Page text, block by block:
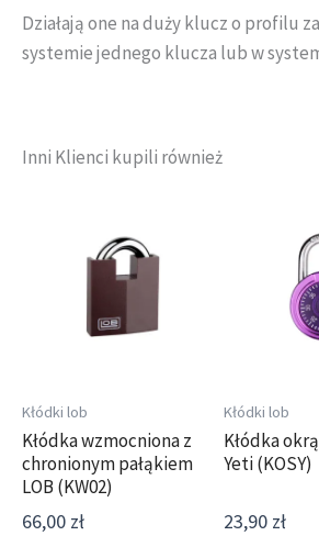
Działają one na duży klucz o profilu
systemie jednego klucza lub w
Inni Klienci kupili również
Kłódki lob
Kłódka wzmocniona z
chronionym pałąkiem
LOB (KW02)
66,00 zł
Kłódki lob
Kłódka
Yeti (KOSY)
23,90 zł